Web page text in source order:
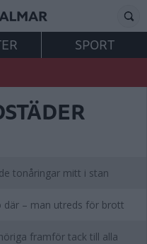
SPORT
tonåringar mitt i stan
där – man utreds för brott
framför tack till alla